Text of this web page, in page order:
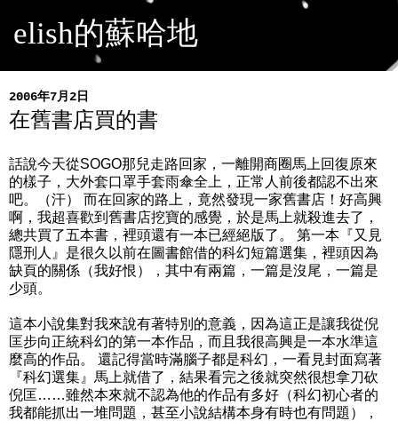
elish的蘇哈地
2006年7月2日
在舊書店買的書
話說今天從SOGO那兒走路回家，一離開商圈馬上回復原來
的樣子，大外套口罩手套雨傘全上，正常人前後都認不出來
吧。（汗） 而在回家的路上，竟然發現一家舊書店！好高興
啊，我超喜歡到舊書店挖寶的感覺，於是馬上就殺進去了，
總共買了五本書，裡頭還有一本已經絕版了。 第一本『又見
隱刑人』是很久以前在圖書館借的科幻短篇選集，裡頭因為
缺頁的關係（我好恨），其中有兩篇，一篇是沒尾，一篇是
少頭。
這本小說集對我來說有著特別的意義，因為這正是讓我從倪
匡步向正統科幻的第一本作品，而且我很高興是一本水準這
麼高的作品。 還記得當時滿腦子都是科幻，一看見封面寫著
『科幻選集』馬上就借了，結果看完之後就突然很想拿刀砍
倪匡……雖然本來就不認為他的作品有多好（科幻初心者的
我都能抓出一堆問題，甚至小說結構本身有時也有問題），